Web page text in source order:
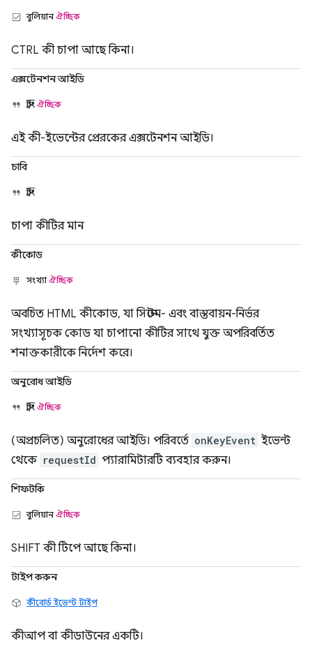
বুলিয়ানঐচ্ছিক
CTRL কী চাপা আছে কিনা।
এক্সটেনশন আইডি
স্ট্রিং ঐচ্ছিক
এই কী-ইভেন্টের প্রেরকের এক্সটেনশন আইডি।
চাবি
স্ট্রিং
চাপা কীটির মান
কীকোড
সংখ্যাঐচ্ছিক
অবচিত HTML কীকোড, যা সিস্টেম- এবং বাস্তবায়ন-নির্ভর
সংখ্যাসূচক কোড যা চাপানো কীটির সাথে যুক্ত অপরিবর্তিত
শনাক্তকারীকে নির্দেশ করে।
অনুরোধ আইডি
স্ট্রিং ঐচ্ছিক
(অপ্রচলিত) অনুরোধের আইডি। পরিবর্তে onKeyEvent ইভেন্ট
থেকে requestId প্যারামিটারটি ব্যবহার করুন।
শিফটকি
বুলিয়ানঐচ্ছিক
SHIFT কী টিপে আছে কিনা।
টাইপ করুন
কীবোর্ড ইভেন্ট টাইপ
কীআপ বা কীডাউনের একটি।